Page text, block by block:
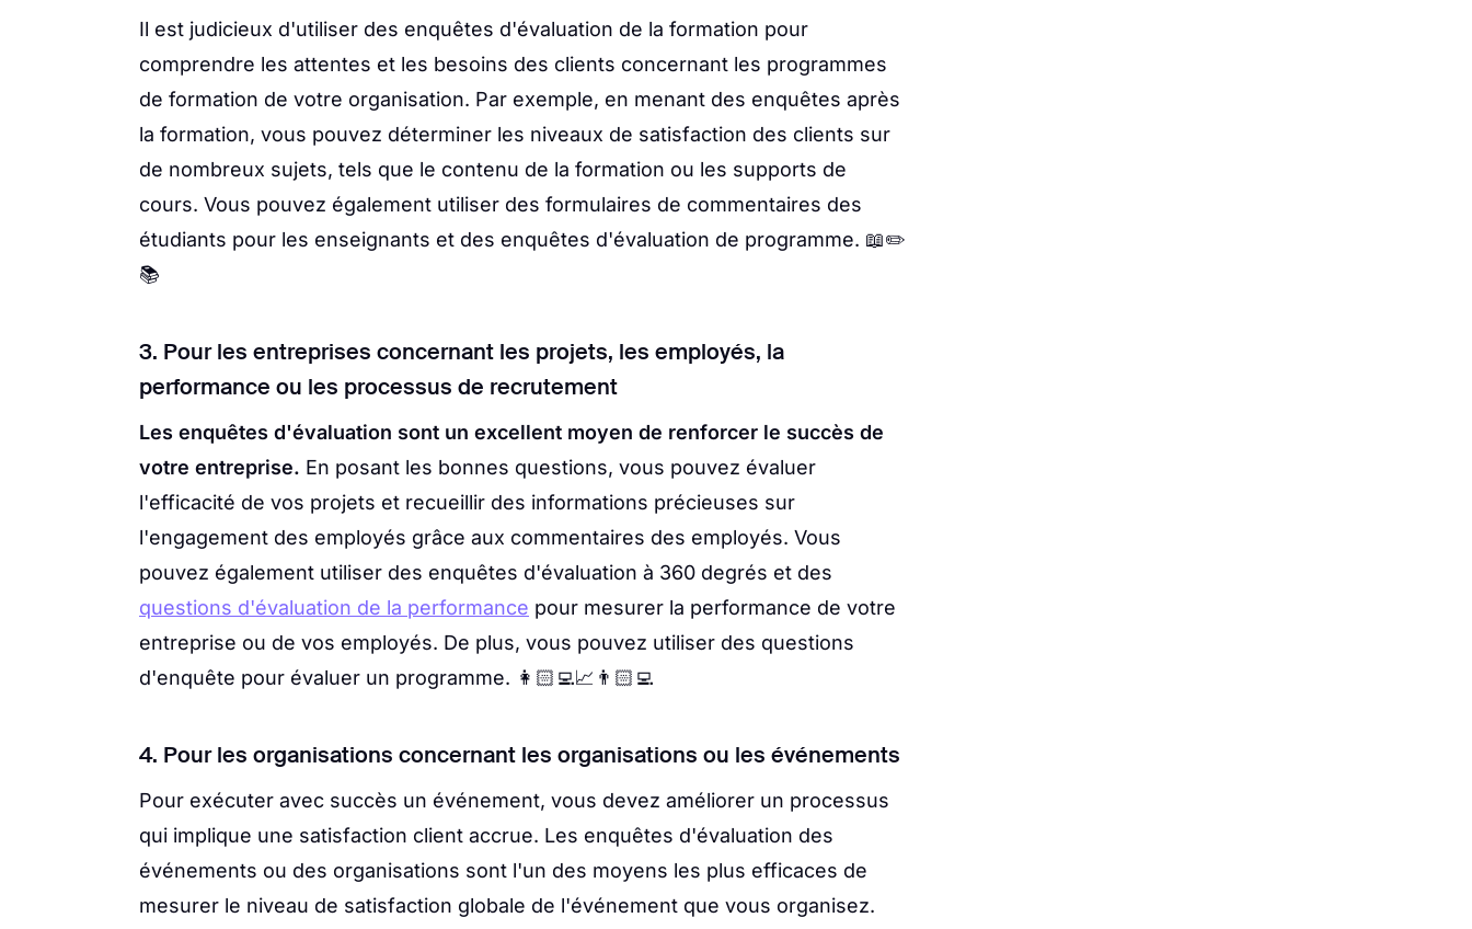
Il est judicieux d'utiliser des enquêtes d'évaluation de la formation pour
comprendre les attentes et les besoins des clients concernant les programmes
de formation de votre organisation. Par exemple, en menant des enquêtes après
la formation, vous pouvez déterminer les niveaux de satisfaction des clients sur
de nombreux sujets, tels que le contenu de la formation ou les supports de
cours. Vous pouvez également utiliser des formulaires de commentaires des
étudiants pour les enseignants et des enquêtes d'évaluation de programme. 📖✏️
📚
3. Pour les entreprises concernant les projets, les employés, la
performance ou les processus de recrutement
Les enquêtes d'évaluation sont un excellent moyen de renforcer le succès de
votre entreprise. En posant les bonnes questions, vous pouvez évaluer
l'efficacité de vos projets et recueillir des informations précieuses sur
l'engagement des employés grâce aux commentaires des employés. Vous
pouvez également utiliser des enquêtes d'évaluation à 360 degrés et des
questions d'évaluation de la performance pour mesurer la performance de votre
entreprise ou de vos employés. De plus, vous pouvez utiliser des questions
d'enquête pour évaluer un programme. 👩🏻‍💻📈👨🏻‍💻
4. Pour les organisations concernant les organisations ou les événements
Pour exécuter avec succès un événement, vous devez améliorer un processus
qui implique une satisfaction client accrue. Les enquêtes d'évaluation des
événements ou des organisations sont l'un des moyens les plus efficaces de
mesurer le niveau de satisfaction globale de l'événement que vous organisez.